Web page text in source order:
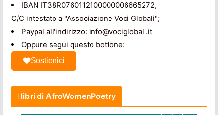
IBAN IT38R0760112100000006665272,
C/C intestato a "Associazione Voci Globali";
Paypal all'indirizzo: info@vociglobali.it
Oppure segui questo bottone:
Sostienici
I libri di AfroWomenPoetry